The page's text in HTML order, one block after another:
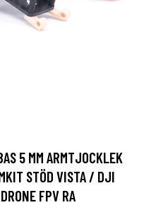
5 MM ARMTJOCKLEK
STÖD VISTA / DJI
FPV RA